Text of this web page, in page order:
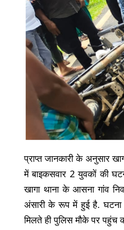
प्राप्त जानकारी के अनुसार
में बाइकसवार 2 युवकों की
खागा थाना के आसना गांव
अंसारी के रूप में हुई है. घटना
मिलते ही पुलिस मौके पर पहुंच